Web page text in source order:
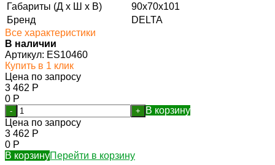
Габариты (Д х Ш х В)
90x70x101
Бренд
DELTA
Все характеристики
В наличии
Артикул: ES10460
Купить в 1 клик
Цена по запросу
3 462 Р
0 Р
- +
В корзину
Цена по запросу
3 462 Р
0 Р
В корзинуПерейти в корзину